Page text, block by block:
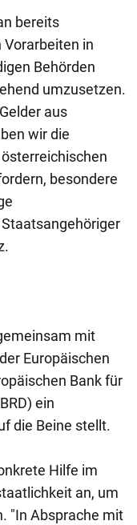
bereits
in
Behörden
umzusetzen.
aus
wir die
besondere
mit
Europäischen
Bank für
ein
die Beine stellt.
Hilfe im
an, um
"In Absprache mit